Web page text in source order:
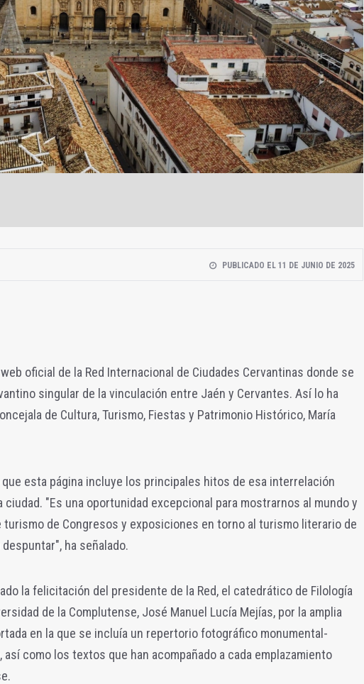
PUBLICADO EL 11 DE JUNIO DE 2025
oficial de la Red Internacional de Ciudades Cervantinas donde se
singular de la vinculación entre Jaén y Cervantes. Así lo ha
de Cultura, Turismo, Fiestas y Patrimonio Histórico, María
que esta página incluye los principales hitos de esa interrelación
ciudad. "Es una oportunidad excepcional para mostrarnos al mundo y
turismo de Congresos y exposiciones en torno al turismo literario de
ha señalado.
la felicitación del presidente de la Red, el catedrático de Filología
de la Complutense, José Manuel Lucía Mejías, por la amplia
en la que se incluía un repertorio fotográfico monumental-
así como los textos que han acompañado a cada emplazamiento